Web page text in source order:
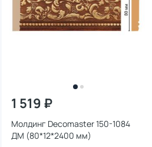
1 519 ₽
Молдинг Decomaster 150-1084
ДМ (80*12*2400 мм)